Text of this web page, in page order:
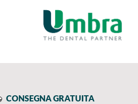
CONSEGNA GRATUITA